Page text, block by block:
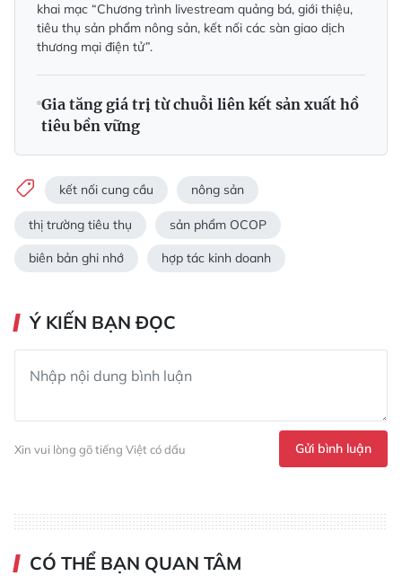
khai mạc “Chương trình livestream quảng bá, giới thiệu,
tiêu thụ sản phẩm nông sản, kết nối các sàn giao dịch
thương mại điện tử”.
Gia tăng giá trị từ chuỗi liên kết sản xuất hồ
tiêu bền vững
kết nối cung cầu nông sản
thị trường tiêu thụ sản phẩm OCOP
biên bản ghi nhớ hợp tác kinh doanh
Ý KIẾN BẠN ĐỌC
Xin vui lòng gõ tiếng Việt có dấu Gửi bình luận
CÓ THỂ BẠN QUAN TÂM